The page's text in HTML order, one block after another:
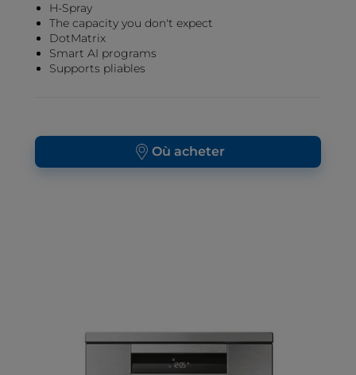
H-Spray
The capacity you don't expect
DotMatrix
Smart AI programs
Supports pliables
Où acheter